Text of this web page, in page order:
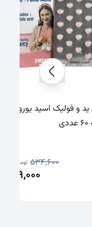
و فولیک اسید یوروویتال
534,600 تومان
209,000